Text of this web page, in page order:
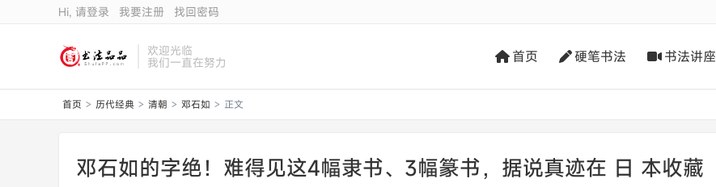
Hi, 请登录 我要注册 找回密码
欢迎光临
我们一直在努力 首页 硬笔书法 书法讲座
首页 > 历代经典 > 清朝 > 邓石如 > 正文
邓石如的字绝！难得见这4幅隶书、3幅篆书，据说真迹在 日 本收藏